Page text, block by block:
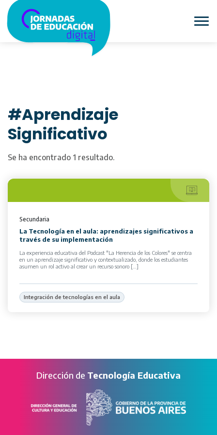
#Aprendizaje
Significativo
Se ha encontrado 1 resultado.
Secundaria
La Tecnología en el aula: aprendizajes significativos a
través de su implementación
La experiencia educativa del Podcast "La Herencia de los Colores" se centra
en un aprendizaje significativo y contextualizado, donde los estudiantes
asumen un rol activo al crear un recurso sonoro […]
Integración de tecnologías en el aula
Dirección de Tecnología Educativa